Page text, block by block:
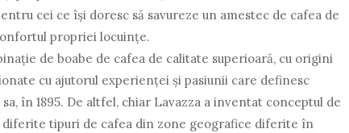
cei ce își doresc să savureze un amestec de cafea de
propriei locuințe.
de boabe de cafea de calitate superioară, cu origini
cu ajutorul experienței și pasiunii care definesc
în 1895. De altfel, chiar Lavazza a inventat conceptul de
diferite tipuri de cafea din zone geografice diferite în